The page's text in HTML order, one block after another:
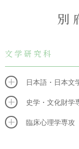
別
文学研究科
日本語・日本文
史学・文化財学
臨床心理学専攻